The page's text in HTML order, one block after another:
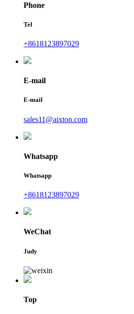
Phone
Tel
+8618123897029
E-mail
E-mail
sales11@aixton.com
Whatsapp
Whatsapp
+8618123897029
WeChat
Judy
Top